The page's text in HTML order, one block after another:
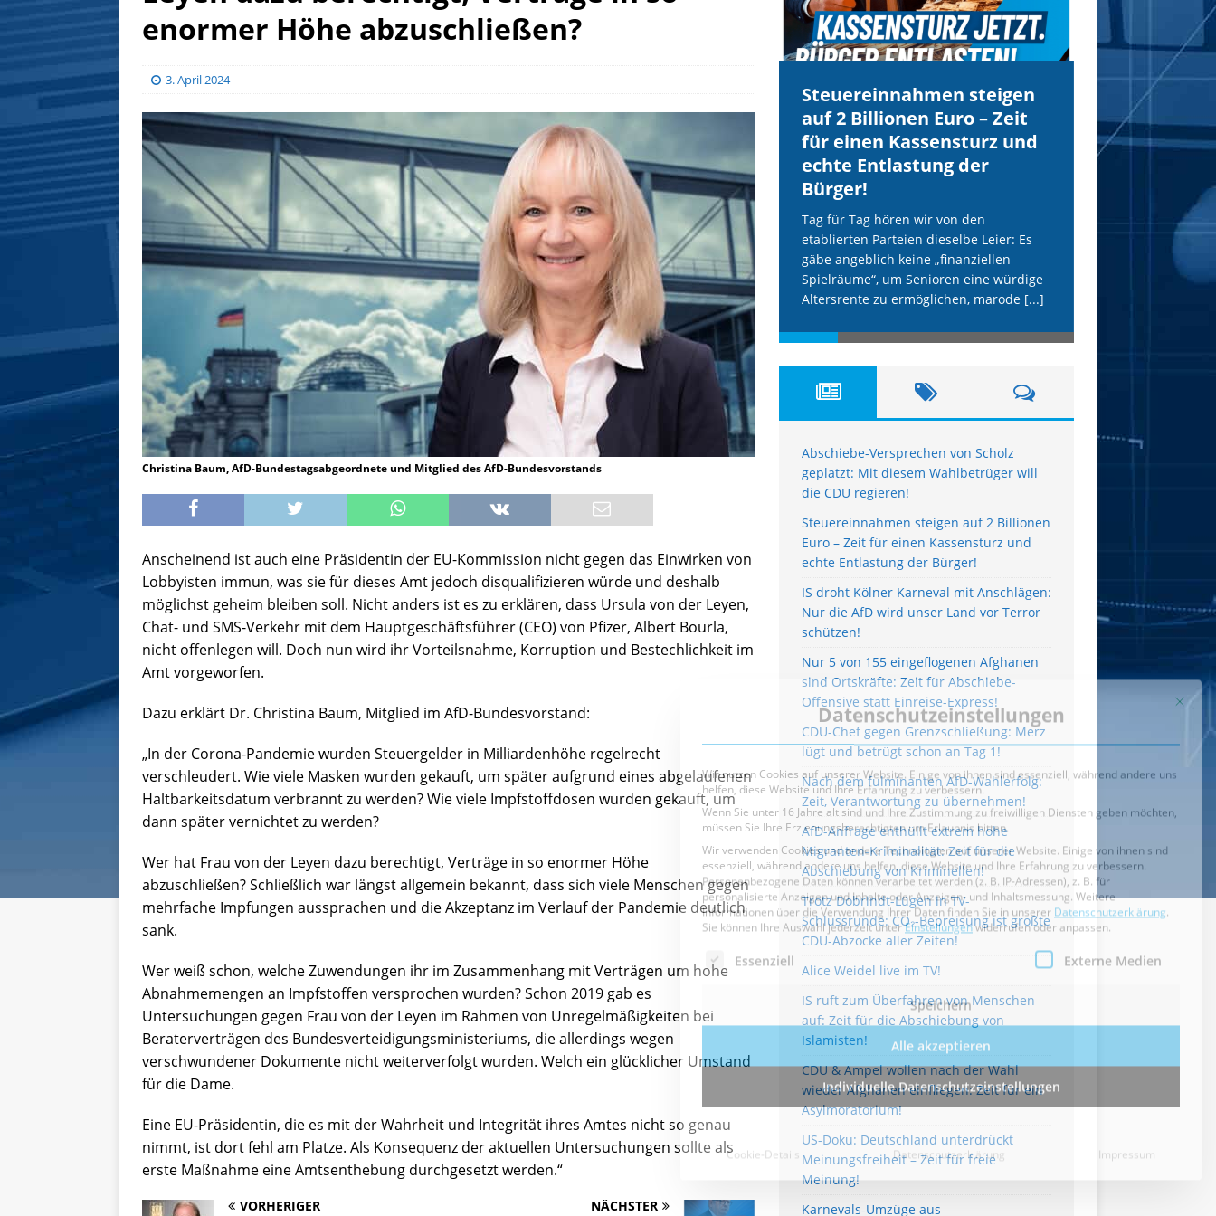
enormer Höhe abzuschließen?
3. April 2024
Christina Baum, AfD-Bundestagsabgeordnete und Mitglied des AfD-Bundesvorstands
Anscheinend ist auch eine Präsidentin der EU-Kommission nicht gegen das Einwirken von
Lobbyisten immun, was sie für dieses Amt jedoch disqualifizieren würde und deshalb
möglichst geheim bleiben soll. Nicht anders ist es zu erklären, dass Ursula von der Leyen,
Chat- und SMS-Verkehr mit dem Hauptgeschäftsführer (CEO) von Pfizer, Albert Bourla,
nicht offenlegen will. Doch nun wird ihr Vorteilsnahme, Korruption und Bestechlichkeit im
Amt vorgeworfen.
Dazu erklärt Dr. Christina Baum, Mitglied im AfD-Bundesvorstand:
„In der Corona-Pandemie wurden Steuergelder in Milliardenhöhe regelrecht
verschleudert. Wie viele Masken wurden gekauft, um später aufgrund eines abgelaufenen
Haltbarkeitsdatum verbrannt zu werden? Wie viele Impfstoffdosen wurden gekauft, um
dann später vernichtet zu werden?
Wer hat Frau von der Leyen dazu berechtigt, Verträge in so enormer Höhe
abzuschließen? Schließlich war längst allgemein bekannt, dass sich viele Menschen gegen
mehrfache Impfungen aussprachen und die Akzeptanz im Verlauf der Pandemie deutlich
sank.
Wer weiß schon, welche Zuwendungen ihr im Zusammenhang mit Verträgen um hohe
Abnahmemengen an Impfstoffen versprochen wurden? Schon 2019 gab es
Untersuchungen gegen Frau von der Leyen im Rahmen von Unregelmäßigkeiten bei
Beraterverträgen des Bundesverteidigungsministeriums, die allerdings wegen
verschwundener Dokumente nicht weiterverfolgt wurden. Welch ein glücklicher Umstand
für die Dame.
Eine EU-Präsidentin, die es mit der Wahrheit und Integrität ihres Amtes nicht so genau
nimmt, ist dort fehl am Platze. Als Konsequenz der aktuellen Untersuchungen sollte als
erste Maßnahme eine Amtsenthebung durchgesetzt werden.“
VORHERIGER NÄCHSTER
der Wahl wieder Afghanen
einfliegen: Zeit für ein
Asylmoratorium!
Die Bundesregierung und die CDU
halten die Wähler für dumm! Weil die
Stimmung wegen der von Afghanen
verübten Anschläge kippte, wurden die
Flüge vor der
[...]
Steuereinnahmen steigen
auf 2 Billionen Euro – Zeit
für einen Kassensturz und
echte Entlastung der
Bürger!
Tag für Tag hören wir von den
etablierten Parteien dieselbe Leier: Es
gäbe angeblich keine „finanziellen
Spielräume“, um Senioren eine würdige
Altersrente zu ermöglichen, marode [...]
IS droht
mit
AfD wird
Terror
Unsere
erneut vom IS-
etablierten
Terror-Webseite
Abschiebe-Versprechen von Scholz
geplatzt: Mit diesem Wahlbetrüger will
die CDU regieren!
Steuereinnahmen steigen auf 2 Billionen
Euro – Zeit für einen Kassensturz und
echte Entlastung der Bürger!
IS droht Kölner Karneval mit Anschlägen:
Nur die AfD wird unser Land vor Terror
schützen!
Nur 5 von 155 eingeflogenen Afghanen
sind Ortskräfte: Zeit für Abschiebe-
Offensive statt Einreise-Express!
CDU-Chef gegen Grenzschließung: Merz
lügt und betrügt schon an Tag 1!
Nach dem fulminanten AfD-Wahlerfolg:
Zeit, Verantwortung zu übernehmen!
AfD-Anfrage enthüllt extrem hohe
Migranten-Kriminalität: Zeit für die
Abschiebung von Kriminellen!
Trotz Dobrindt-Lügen in TV-
Schlussrunde: CO₂-Bepreisung ist größte
CDU-Abzocke aller Zeiten!
Alice Weidel live im TV!
IS ruft zum Überfahren von Menschen
auf: Zeit für die Abschiebung von
Islamisten!
CDU & Ampel wollen nach der Wahl
wieder Afghanen einfliegen: Zeit für ein
Asylmoratorium!
US-Doku: Deutschland unterdrückt
Meinungsfreiheit – Zeit für freie
Meinung!
Karnevals-Umzüge aus
Individuelle Datenschutzeinstellungen
Datenschutzerklärung Impressum